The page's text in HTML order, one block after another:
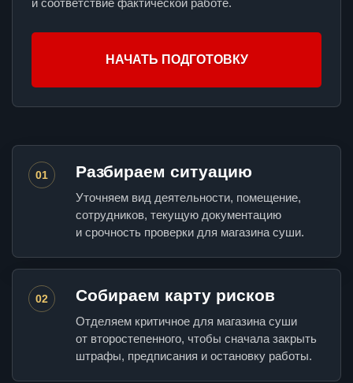
и соответствие фактической работе.
НАЧАТЬ ПОДГОТОВКУ
01 Разбираем ситуацию
Уточняем вид деятельности, помещение,
сотрудников, текущую документацию
и срочность проверки для магазина суши.
02 Собираем карту рисков
Отделяем критичное для магазина суши
от второстепенного, чтобы сначала закрыть
штрафы, предписания и остановку работы.